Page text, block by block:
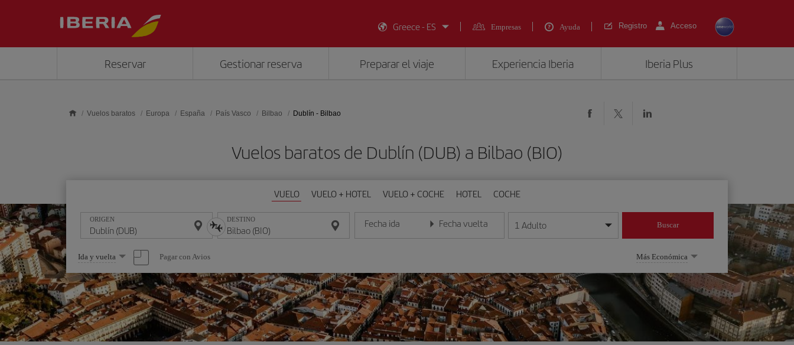
Greece - ES
Empresas Ayuda Registro Acceso
Reservar Gestionar reserva Preparar el viaje Experiencia Iberia Iberia Plus
Vuelos baratos Europa España País Vasco Bilbao Dublín - Bilbao
Vuelos baratos de Dublín (DUB) a Bilbao (BIO)
VUELO VUELO + HOTEL VUELO + COCHE HOTEL COCHE
ORIGEN DESTINO Fecha ida
Introduce la fecha en formato día/mes/año
Fecha vuelta
Introduce la fecha en formato día/mes/año
1 Adulto Buscar
Seleccione
una
opción
Ida y vuelta Pagar con Avios Más Económica